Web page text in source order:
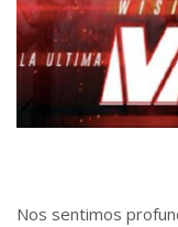
Nos sentimos